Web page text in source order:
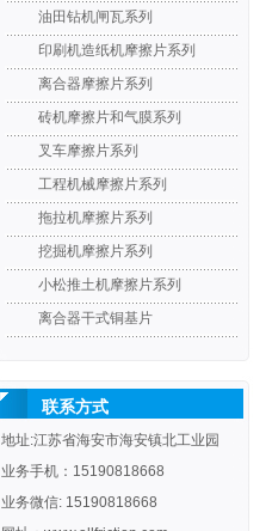
油田钻机闸瓦系列
印刷机造纸机摩擦片系列
离合器摩擦片系列
砖机摩擦片和气膜系列
叉车摩擦片系列
工程机械摩擦片系列
拖拉机摩擦片系列
挖掘机摩擦片系列
小松推土机摩擦片系列
离合器干式铜基片
联系方式
地址:江苏省海安市海安镇北工业园
业务手机：15190818668
业务微信: 15190818668